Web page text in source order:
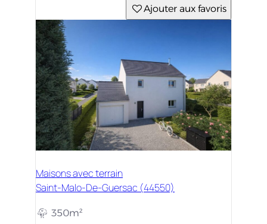
Ajouter aux favoris
Maisons avec terrain
Saint-Malo-De-Guersac (44550)
350m²